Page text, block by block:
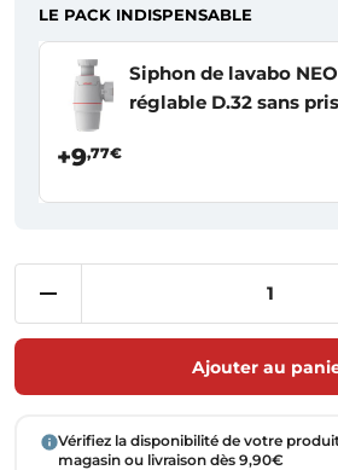
LE PACK INDISPENSABLE
Siphon de lavabo
réglable D.32 sans
+9,77€
Ajouter au
Vérifiez la disponibilité de votre
magasin ou livraison dès 9,90€